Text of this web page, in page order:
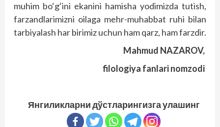
muhim bo‘g‘ini ekanini hamisha yodimizda tutish,
farzandlarimizni oilaga mehr-muhabbat ruhi bilan
tarbiyalash har birimiz uchun ham qarz, ham farzdir.
Mahmud NAZAROV,
filologiya fanlari nomzodi
Янгиликларни дўстларингизга улашинг